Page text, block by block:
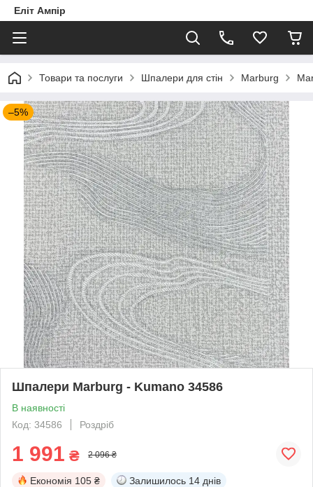
Еліт Ампір
Товари та послуги Шпалери для стін Marburg
–5%
Шпалери Marburg - Kumano 34586
В наявності
Код: 34586
Роздріб
1 991 ₴ 2 096 ₴
Економія 105 ₴ Залишилось 14 днів